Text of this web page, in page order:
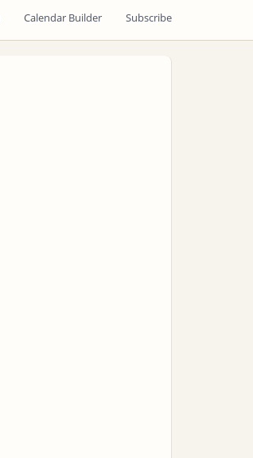
Calendar Builder Subscribe